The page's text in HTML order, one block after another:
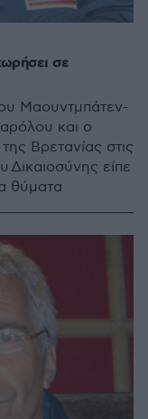
σε
Μαουντμπάτεν-
και ο
Βρετανίας στις
είπε
θύματα